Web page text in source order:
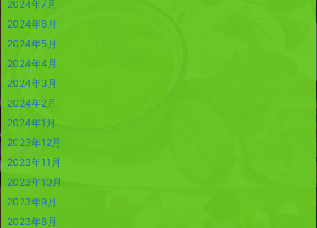
2024年7月
2024年6月
2024年5月
2024年4月
2024年3月
2024年2月
2024年1月
2023年12月
2023年11月
2023年10月
2023年9月
2023年8月